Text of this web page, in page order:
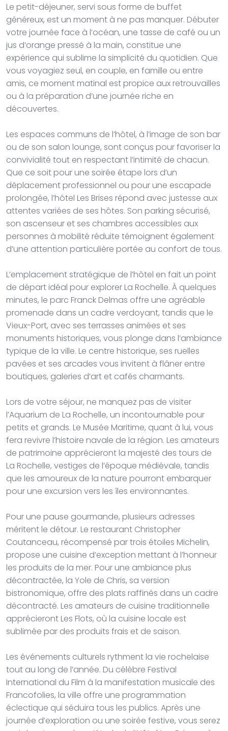
Le petit-déjeuner, servi sous forme de buffet
généreux, est un moment à ne pas manquer. Débuter
votre journée face à l’océan, une tasse de café ou un
jus d’orange pressé à la main, constitue une
expérience qui sublime la simplicité du quotidien. Que
vous voyagiez seul, en couple, en famille ou entre
amis, ce moment matinal est propice aux retrouvailles
ou à la préparation d’une journée riche en
découvertes.
Les espaces communs de l’hôtel, à l’image de son bar
ou de son salon lounge, sont conçus pour favoriser la
convivialité tout en respectant l’intimité de chacun.
Que ce soit pour une soirée étape lors d’un
déplacement professionnel ou pour une escapade
prolongée, l’hôtel Les Brises répond avec justesse aux
attentes variées de ses hôtes. Son parking sécurisé,
son ascenseur et ses chambres accessibles aux
personnes à mobilité réduite témoignent également
d’une attention particulière portée au confort de tous.
L’emplacement stratégique de l’hôtel en fait un point
de départ idéal pour explorer La Rochelle. À quelques
minutes, le parc Franck Delmas offre une agréable
promenade dans un cadre verdoyant, tandis que le
Vieux-Port, avec ses terrasses animées et ses
monuments historiques, vous plonge dans l’ambiance
typique de la ville. Le centre historique, ses ruelles
pavées et ses arcades vous invitent à flâner entre
boutiques, galeries d’art et cafés charmants.
Lors de votre séjour, ne manquez pas de visiter
l’Aquarium de La Rochelle, un incontournable pour
petits et grands. Le Musée Maritime, quant à lui, vous
fera revivre l’histoire navale de la région. Les amateurs
de patrimoine apprécieront la majesté des tours de
La Rochelle, vestiges de l’époque médiévale, tandis
que les amoureux de la nature pourront embarquer
pour une excursion vers les îles environnantes.
Pour une pause gourmande, plusieurs adresses
méritent le détour. Le restaurant Christopher
Coutanceau, récompensé par trois étoiles Michelin,
propose une cuisine d’exception mettant à l’honneur
les produits de la mer. Pour une ambiance plus
décontractée, la Yole de Chris, sa version
bistronomique, offre des plats raffinés dans un cadre
décontracté. Les amateurs de cuisine traditionnelle
apprécieront Les Flots, où la cuisine locale est
sublimée par des produits frais et de saison.
Les événements culturels rythment la vie rochelaise
tout au long de l’année. Du célèbre Festival
International du Film à la manifestation musicale des
Francofolies, la ville offre une programmation
éclectique qui séduira tous les publics. Après une
journée d’exploration ou une soirée festive, vous serez